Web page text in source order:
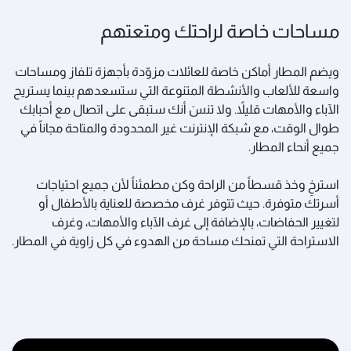
مساحات خاصة لراحتك ومتعتهم
ويضم المطار أماكن خاصة للعائلات مزوّدة بأجهزة تلفاز ومساحات
واسعة للألعاب والأنشطة المتنوعة التي ستسعدهم بينما يستريح
الآباء والأمهات قليلاً. ولا تنسَ أنك ستبقى على اتصال مع أحبابك
طوال الوقت، مع شبكة الإنترنت غير المحدودة والمتاحة مجاناً في
جميع أنحاء المطار.
استرخِ وخذ قسطاً من الراحة وكن مطمئناً لأن جميع احتياجات
أسرتك متوفرة. حيث تتوفر غرف مخصصة للعناية بالأطفال أو
لتغيير الحفاضات، بالإضافة إلى غرف الآباء والأمهات، وغرف
الاستراحة التي تمنحك مساحة من الهدوء في كل زاوية في المطار.